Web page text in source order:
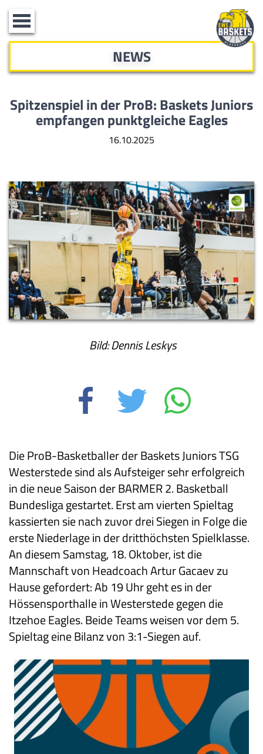
Toggle
navigation
NEWS
Spitzenspiel in der ProB: Baskets Juniors
empfangen punktgleiche Eagles
16.10.2025
Bild: Dennis Leskys
Die ProB-Basketballer der Baskets Juniors TSG
Westerstede sind als Aufsteiger sehr erfolgreich
in die neue Saison der BARMER 2. Basketball
Bundesliga gestartet. Erst am vierten Spieltag
kassierten sie nach zuvor drei Siegen in Folge die
erste Niederlage in der dritthöchsten Spielklasse.
An diesem Samstag, 18. Oktober, ist die
Mannschaft von Headcoach Artur Gacaev zu
Hause gefordert: Ab 19 Uhr geht es in der
Hössensporthalle in Westerstede gegen die
Itzehoe Eagles. Beide Teams weisen vor dem 5.
Spieltag eine Bilanz von 3:1-Siegen auf.